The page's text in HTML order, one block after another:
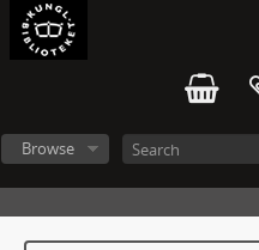
Browse